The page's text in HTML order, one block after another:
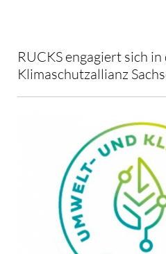
RUCKS engagiert sich
Klimaschutzallianz